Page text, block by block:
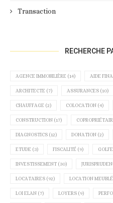
Transaction
RECHERCHE
AGENCE IMMOBILIÈRE (14) AIDE
ARCHITECTE (7) ASSURANCES (10)
CHAUFFAGE (2) COLOCATION (4)
CONSTRUCTION (17)
DIAGNOSTICS (12) DONATION (2)
ETUDE (3) FISCALITÉ (9)
INVESTISSEMENT (30)
LOCATAIRES (92) LOCATION
LOI ELAN (7) LOYERS (9)